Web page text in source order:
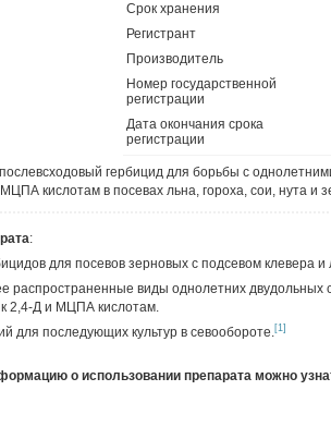
Срок хранения
Регистрант
Производитель
Номер государственной
регистрации
Дата окончания срока
регистрации
гербицид для борьбы с
кислотам в посевах льна, гороха, сои, нута и
:
для посевов зерновых с подсевом клевера
распространенные виды однолетних двудольных
к 2,4-Д и МЦПА кислотам.
для последующих культур в севообороте.[1]
о использовании препарата можно